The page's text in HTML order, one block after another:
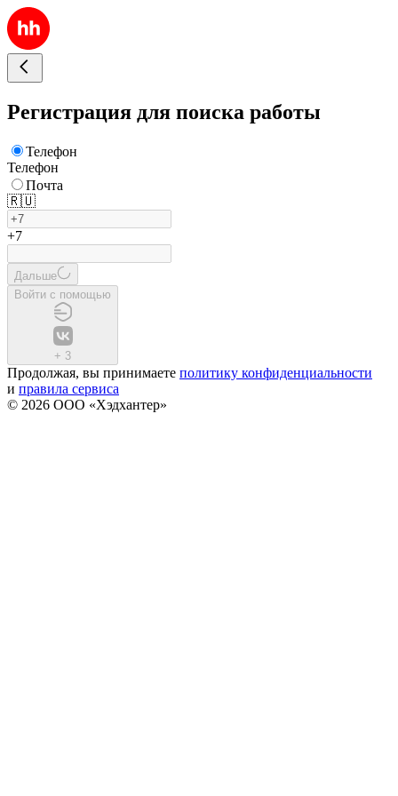
Регистрация для поиска работы
Телефон
Телефон
Почта
🇷🇺
+7
Дальше
Войти с помощью
+ 3
Продолжая, вы принимаете политику конфиденциальности
и правила сервиса
© 2026 ООО «Хэдхантер»